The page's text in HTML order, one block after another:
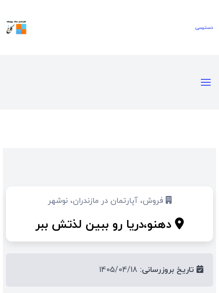
دسترسی‌
فروش، آپارتمان در مازندران، نوشهر
دهنو،دریا رو ببین لذتش ببر
تاریخ بروزرسانی: